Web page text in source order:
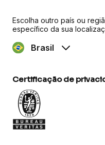
Escolha outro país ou
específico da sua
Brasil
Certificação de